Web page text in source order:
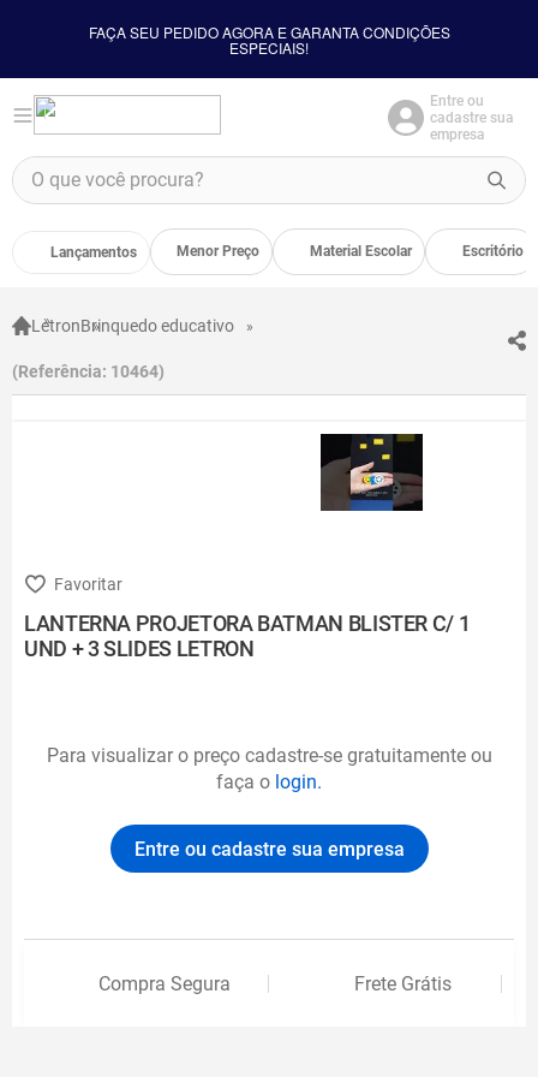
FAÇA SEU PEDIDO AGORA E GARANTA CONDIÇÕES
ESPECIAIS!
Entre ou
cadastre sua
empresa
O que você procura?
Lançamentos Menor Preço Material Escolar Escritório
LetronBrinquedo educativo
Referência: 10464
LANTERNA PROJETORA BATMAN BLISTER C/ 1
UND + 3 SLIDES LETRON
Para visualizar o preço cadastre-se gratuitamente ou
faça o login.
Entre ou cadastre sua empresa
Compra Segura Frete Grátis
TERMOS MAIS BUSCADOS
1
4º
food
cola